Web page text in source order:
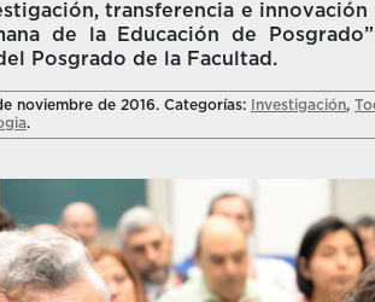
transferencia e
de la Educación de
Posgrado de la Facultad.
noviembre de 2016. Categorías: Investigación,
.